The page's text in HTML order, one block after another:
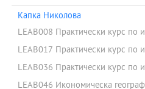
Капка Николова
LEAB008 Практически курс по
LEAB017 Практически курс по
LEAB036 Практически курс по
LEAB046 Икономическа